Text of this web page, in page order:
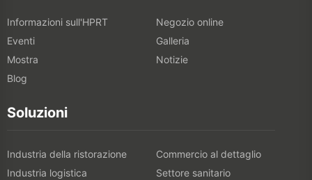
Informazioni sull'HPRT
Negozio online
Eventi
Galleria
Mostra
Notizie
Blog
Soluzioni
Industria della ristorazione
Commercio al dettaglio
Industria logistica
Settore sanitario